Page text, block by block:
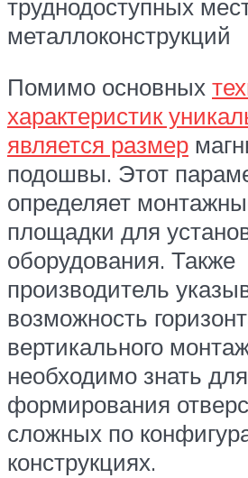
труднодоступных
металлоконструкций
Помимо основных
характеристик
является размер
подошвы. Этот
определяет
площадки для
оборудования. Также
производитель
возможность
вертикального
необходимо знать для
формирования
сложных по
конструкциях.